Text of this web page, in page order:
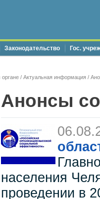
Законодательство Гос.
/ Актуальная информация /
Анонсы
населения
проведении в